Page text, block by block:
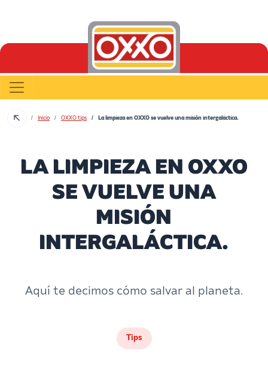
Inicio OXXO tips La limpieza en OXXO se vuelve una misión intergaláctica.
LA LIMPIEZA EN OXXO
SE VUELVE UNA
MISIÓN
INTERGALÁCTICA.
Aquí te decimos cómo salvar al planeta.
Tips